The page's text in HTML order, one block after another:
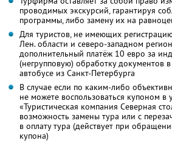
проводимых экскурсий, гарантируя
программы, либо замену их на
Для туристов, не имеющих
Лен. области и северо-западном
дополнительный платёж 10 евро за
(негрупповую) обработку документов
автобусе из Санкт-Петербурга
В случае если по каким-либо
не можете воспользоваться купоном
«Туристическая компания Северная
возможность замены тура или с
в оплату тура (действует при
купона)